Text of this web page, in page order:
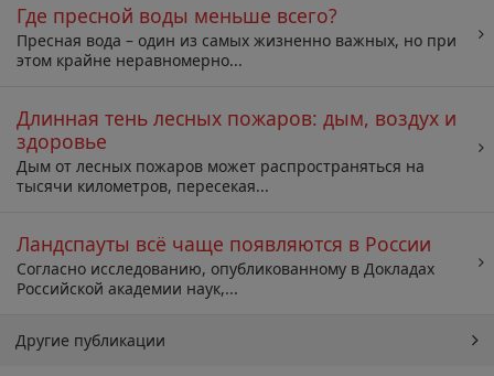
Где пресной воды меньше всего?
Пресная вода – один из самых жизненно важных, но при
этом крайне неравномерно...
Длинная тень лесных пожаров: дым, воздух и
здоровье
Дым от лесных пожаров может распространяться на
тысячи километров, пересекая...
Ландспауты всё чаще появляются в России
Согласно исследованию, опубликованному в Докладах
Российской академии наук,...
Другие публикации